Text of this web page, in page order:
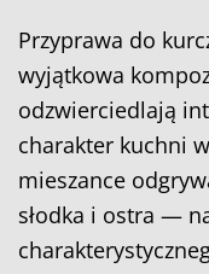
Przyprawa do
wyjątkowa
odzwierciedlają
charakter kuchni
mieszance
słodka i ostra —